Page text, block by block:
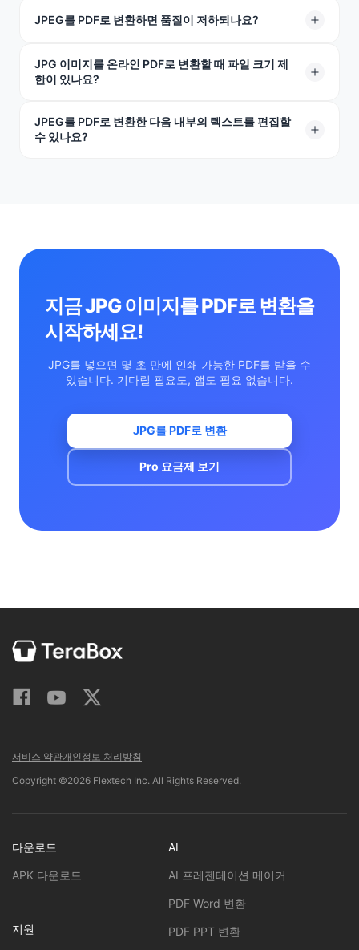
하세요. 앱 설치가 필요하지 않습니다.
네. 휴대폰이나 컴퓨터에 있는 모든 JPG/JPEG 형식의 사
리지 않습니다.
JPEG를 PDF로 변환하면 품질이 저하되나요?
아니요 — JPEG를 PDF로 변환해도 품질이 저하되거나 이
미지가 다시 압축되지 않습니다. 단순히 파일을 다른 형식
JPG 이미지를 온라인 PDF로 변환할 때 파일 크기 제
한이 있나요?
각각 최대 100MB의 JPG 파일을 업로드할 수 있으며, 이는
거의 모든 고해상도 이미지에 충분한 크기입니다.
JPEG를 PDF로 변환한 다음 내부의 텍스트를 편집할
수 있나요?
지금 JPG 이미지를 PDF로 변환을
시작하세요!
JPG를 넣으면 몇 초 만에 인쇄 가능한 PDF를 받을 수
있습니다. 기다릴 필요도, 앱도 필요 없습니다.
JPG를 PDF로 변환
Pro 요금제 보기
서비스 약관개인정보 처리방침
Copyright ©2026 Flextech Inc. All Rights Reserved.
다운로드
APK 다운로드
지원
AI
AI 프레젠테이션 메이커
PDF Word 변환
PDF PPT 변환